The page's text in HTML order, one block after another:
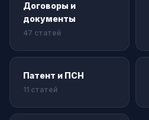
Договоры и
документы
47 статей
Патент и ПСН
11 статей